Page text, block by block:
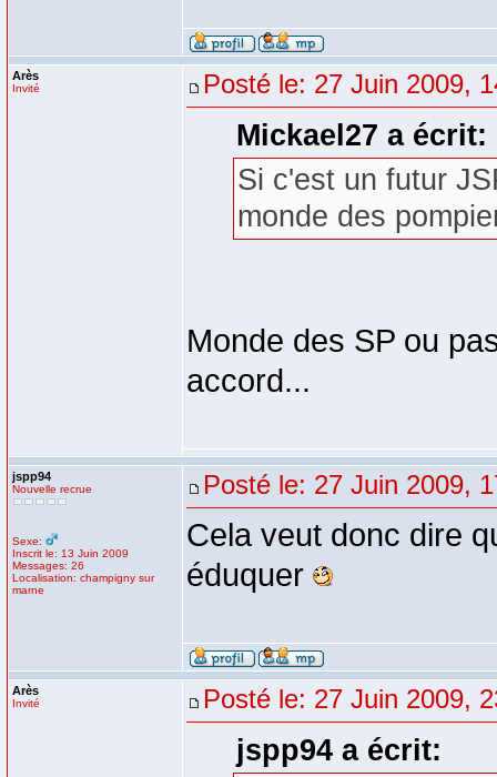
Arès
Invité Posté le: 27 Juin 2009,
Mickael27 a écrit:
Si c'est un futur
monde des
Monde des SP ou
accord...
jspp94
Nouvelle recrue
Sexe:
Inscrit le: 13 Juin 2009
Messages: 26
Localisation: champigny sur
marne
Posté le: 27 Juin 2009,
Cela veut donc dire
éduquer
Arès
Invité Posté le: 27 Juin 2009,
jspp94 a écrit: